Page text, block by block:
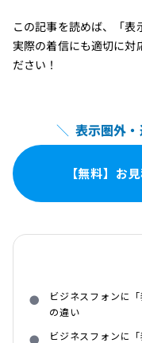
この記事を読めば、「表
実際の着信にも適切に対
ださい！
＼ 表示圏外
【無料】お
ビジネスフォンに
の違い
ビジネスフォンに